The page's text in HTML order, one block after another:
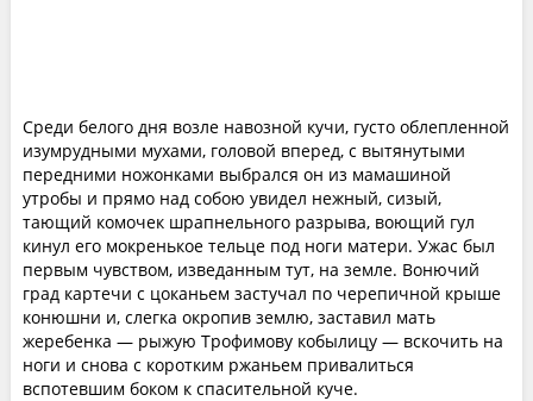
Среди белого дня возле навозной кучи, густо облепленной
изумрудными мухами, головой вперед, с вытянутыми
передними ножонками выбрался он из мамашиной
утробы и прямо над собою увидел нежный, сизый,
тающий комочек шрапнельного разрыва, воющий гул
кинул его мокренькое тельце под ноги матери. Ужас был
первым чувством, изведанным тут, на земле. Вонючий
град картечи с цоканьем застучал по черепичной крыше
конюшни и, слегка окропив землю, заставил мать
жеребенка — рыжую Трофимову кобылицу — вскочить на
ноги и снова с коротким ржаньем привалиться
вспотевшим боком к спасительной куче.